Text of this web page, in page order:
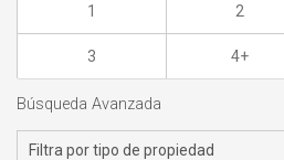
1 2
3 4+
Búsqueda Avanzada
Filtra por tipo de propiedad